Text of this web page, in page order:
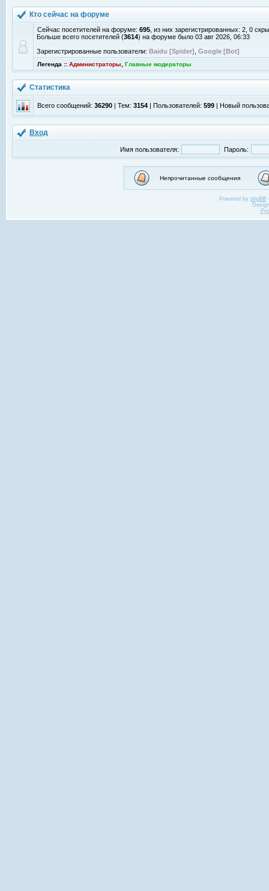
Кто сейчас на форуме
Сейчас посетителей на форуме: 695 , из них зарегистрированных: 2, 0
Больше всего посетителей (3614) на форуме было 03 авг 2026, 06:33
Зарегистрированные пользователи: Baidu [Spider] Google [Bot]
Легенда :: Администраторы Главные модераторы
Статистика
Всего сообщений: 36290 | Тем: 3154 | Пользователей: 599 | Новый
Вход
Имя пользователя: Пароль:
Непрочитанные сообщения
Powered by phpBB